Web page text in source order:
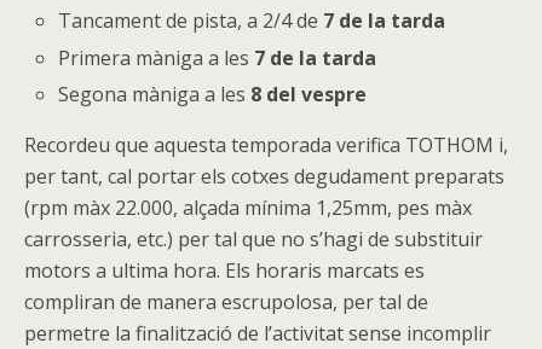
Tancament de pista, a 2/4 de 7 de la tarda
Primera màniga a les 7 de la tarda
Segona màniga a les 8 del vespre
Recordeu que aquesta temporada verifica TOTHOM i,
per tant, cal portar els cotxes degudament preparats
(rpm màx 22.000, alçada mínima 1,25mm, pes màx
carrosseria, etc.) per tal que no s’hagi de substituir
motors a ultima hora. Els horaris marcats es
compliran de manera escrupolosa, per tal de
permetre la finalització de l’activitat sense incomplir